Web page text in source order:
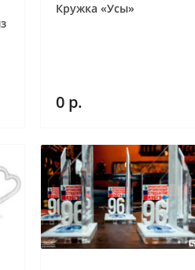
Кружка «Усы»
0 р.